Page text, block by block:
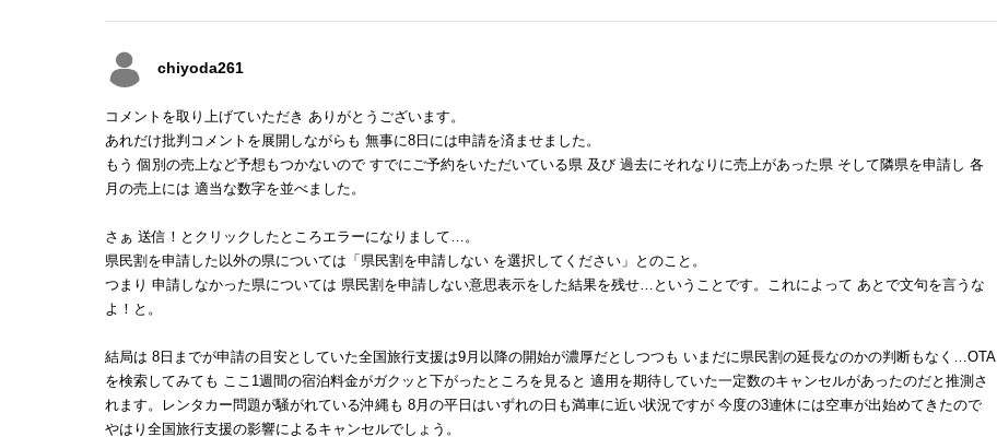
chiyoda261
コメントを取り上げていただき ありがとうございます。
あれだけ批判コメントを展開しながらも 無事に8日には申請を済ませました。
もう 個別の売上など予想もつかないので すでにご予約をいただいている県 及び 過去にそれなりに売上があった県 そして隣県を申請し 各
月の売上には 適当な数字を並べました。
さぁ 送信！とクリックしたところエラーになりまして…。
県民割を申請した以外の県については「県民割を申請しない を選択してください」とのこと。
つまり 申請しなかった県については 県民割を申請しない意思表示をした結果を残せ…ということです。これによって あとで文句を言うな
よ！と。
結局は 8日までが申請の目安としていた全国旅行支援は9月以降の開始が濃厚だとしつつも いまだに県民割の延長なのかの判断もなく…OTA
を検索してみても ここ1週間の宿泊料金がガクッと下がったところを見ると 適用を期待していた一定数のキャンセルがあったのだと推測さ
れます。レンタカー問題が騒がれている沖縄も 8月の平日はいずれの日も満車に近い状況ですが 今度の3連休には空車が出始めてきたので
やはり全国旅行支援の影響によるキャンセルでしょう。